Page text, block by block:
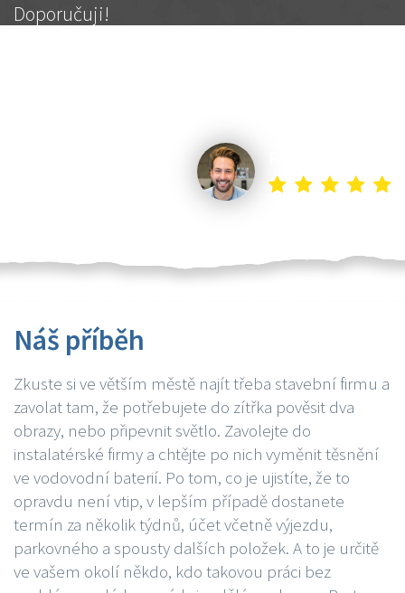
Doporučuji!
Náš příběh
Zkuste si ve větším městě najít třeba stavební firmu a
zavolat tam, že potřebujete do zítřka pověsit dva
obrazy, nebo připevnit světlo. Zavolejte do
instalatérské firmy a chtějte po nich vyměnit těsnění
ve vodovodní baterií. Po tom, co je ujistíte, že to
opravdu není vtip, v lepším případě dostanete
termín za několik týdnů, účet včetně výjezdu,
parkovného a spousty dalších položek. A to je určitě
ve vašem okolí někdo, kdo takovou práci bez